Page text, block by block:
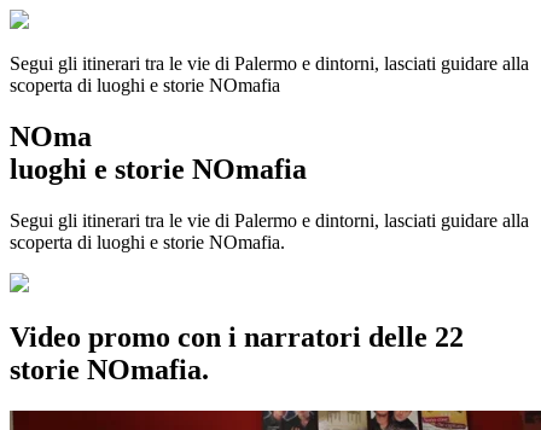
Segui gli itinerari tra le vie di Palermo e dintorni, lasciati guidare alla
scoperta di luoghi e storie NOmafia
NOma
luoghi e storie NOmafia
Segui gli itinerari tra le vie di Palermo e dintorni, lasciati guidare alla
scoperta di luoghi e storie NOmafia.
Video promo con i narratori delle 22
storie NOmafia.